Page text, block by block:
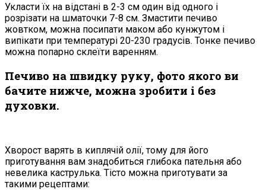
Укласти їх на відстані в 2-3 см один від одного і
розрізати на шматочки 7-8 см. Змастити печиво
жовтком, можна посипати маком або кунжутом і
випікати при температурі 20-230 градусів. Тонке печиво
можна попарно склеїти варенням.
Печиво на швидку руку, фото якого ви
бачите нижче, можна зробити і без
духовки.
Хворост варять в киплячій олії, тому для його
приготування вам знадобиться глибока пательня або
невелика каструлька. Тісто можна приготувати за
такими рецептами: